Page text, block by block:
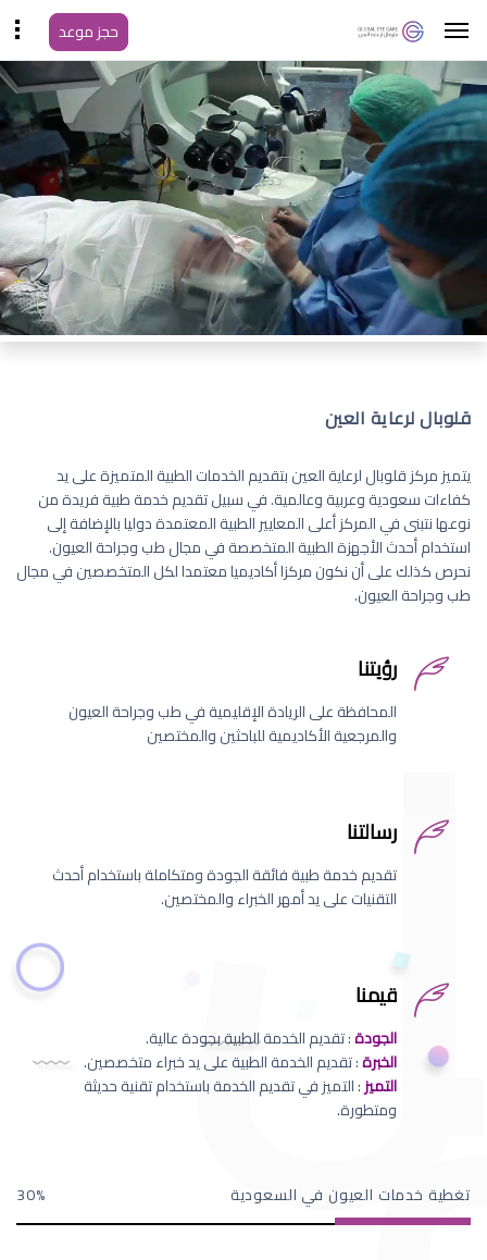
حجز موعد
قلوبال لرعاية العين
يتميز مركز قلوبال لرعاية العين بتقديم الخدمات الطبية المتميزة على يد
كفاءات سعودية وعربية وعالمية. في سبيل تقديم خدمة طبية فريدة من
نوعها نتبنى في المركز أعلى المعايير الطبية المعتمدة دوليا بالإضافة إلى
استخدام أحدث الأجهزة الطبية المتخصصة في مجال طب وجراحة العيون.
نحرص كذلك على أن نكون مركزا أكاديميا معتمدا لكل المتخصصين في مجال
طب وجراحة العيون.
رؤيتنا
المحافظة على الريادة الإقليمية في طب وجراحة العيون
والمرجعية الأكاديمية للباحثين والمختصين
رسالتنا
تقديم خدمة طبية فائقة الجودة ومتكاملة باستخدام أحدث
التقنيات على يد أمهر الخبراء والمختصين.
قيمنا
الجودة: تقديم الخدمة الطبية بجودة عالية.
الخبرة: تقديم الخدمة الطبية على يد خبراء متخصصين.
التميز: التميز في تقديم الخدمة باستخدام تقنية حديثة
ومتطورة.
تغطية خدمات العيون في السعودية 30